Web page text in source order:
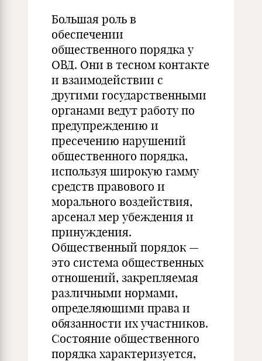
Большая роль в
обеспечении
общественного порядка у
ОВД. Они в тесном контакте
и взаимодействии с
другими государственными
органами ведут работу по
предупреждению и
пресечению нарушений
общественного порядка,
используя широкую гамму
средств правового и
морального воздействия,
арсенал мер убеждения и
принуждения.
Общественный порядок —
это система общественных
отношений, закрепляемая
различными нормами,
определяющими права и
обязанности их участников.
Состояние общественного
порядка характеризуется,